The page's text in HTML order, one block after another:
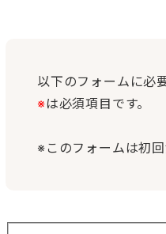
以下のフォームに必
※は必須項目です。
※このフォームは初